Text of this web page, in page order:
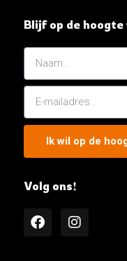
Blijf op de
Ik wil op de
Volg ons!